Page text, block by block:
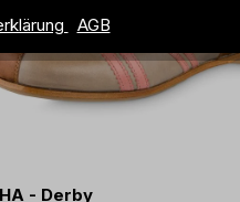
- Derby
AGB